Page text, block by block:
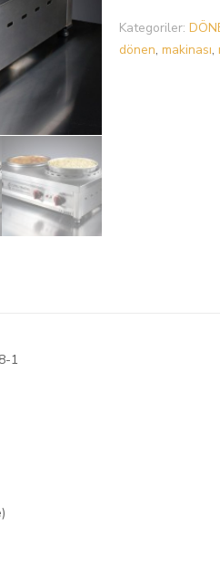
Kategoriler:
dönen, makinası,
1